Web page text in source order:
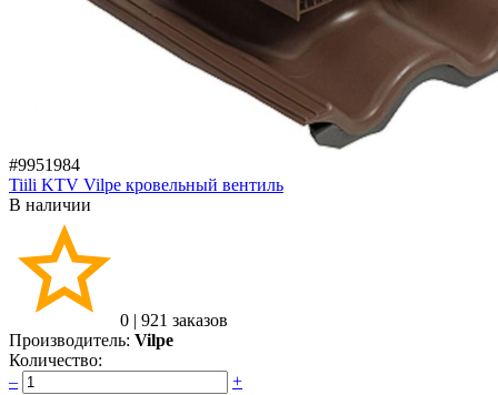
#9951984
Tiili KTV Vilpe кровельный вентиль
В наличии
0 | 921 заказов
Производитель: Vilpe
Количество:
–
+